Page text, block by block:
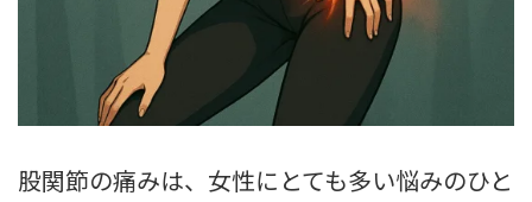
股関節の痛みは、女性にとても多い悩みのひと